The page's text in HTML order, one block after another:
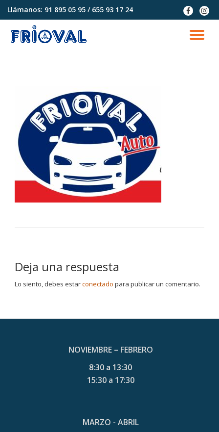
contenido
Llámanos: 91 895 05 95 / 655 93 17 24
fa-
facebook
fa-
Deja una respuesta
Lo siento, debes estarconectado para publicar un comentario.
NOVIEMBRE – FEBRERO
8:30 a 13:30
15:30 a 17:30
MARZO - ABRIL